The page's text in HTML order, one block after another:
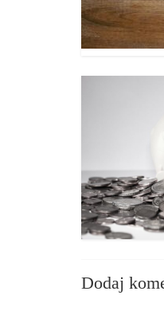
Dodaj